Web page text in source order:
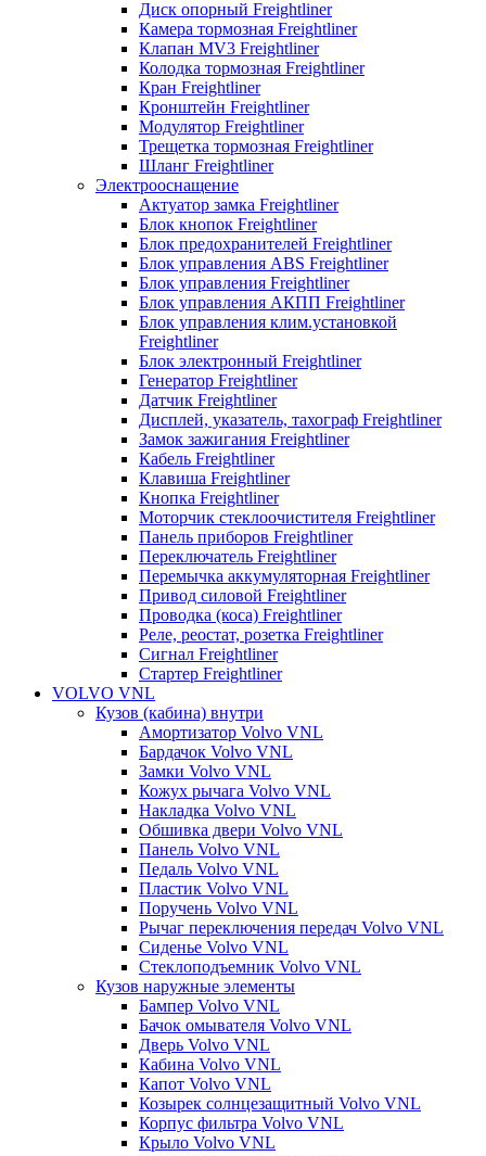
Диск опорный Freightliner
Камера тормозная Freightliner
Клапан MV3 Freightliner
Колодка тормозная Freightliner
Кран Freightliner
Кронштейн Freightliner
Модулятор Freightliner
Трещетка тормозная Freightliner
Шланг Freightliner
Электрооснащение
Актуатор замка Freightliner
Блок кнопок Freightliner
Блок предохранителей Freightliner
Блок управления ABS Freightliner
Блок управления Freightliner
Блок управления АКПП Freightliner
Блок управления клим.установкой
Freightliner
Блок электронный Freightliner
Генератор Freightliner
Датчик Freightliner
Дисплей, указатель, тахограф Freightliner
Замок зажигания Freightliner
Кабель Freightliner
Клавиша Freightliner
Кнопка Freightliner
Моторчик стеклоочистителя Freightliner
Панель приборов Freightliner
Переключатель Freightliner
Перемычка аккумуляторная Freightliner
Привод силовой Freightliner
Проводка (коса) Freightliner
Реле, реостат, розетка Freightliner
Сигнал Freightliner
Стартер Freightliner
VOLVO VNL
Кузов (кабина) внутри
Амортизатор Volvo VNL
Бардачок Volvo VNL
Замки Volvo VNL
Кожух рычага Volvo VNL
Накладка Volvo VNL
Обшивка двери Volvo VNL
Панель Volvo VNL
Педаль Volvo VNL
Пластик Volvo VNL
Поручень Volvo VNL
Рычаг переключения передач Volvo VNL
Сиденье Volvo VNL
Стеклоподъемник Volvo VNL
Кузов наружные элементы
Бампер Volvo VNL
Бачок омывателя Volvo VNL
Дверь Volvo VNL
Кабина Volvo VNL
Капот Volvo VNL
Козырек солнцезащитный Volvo VNL
Корпус фильтра Volvo VNL
Крыло Volvo VNL